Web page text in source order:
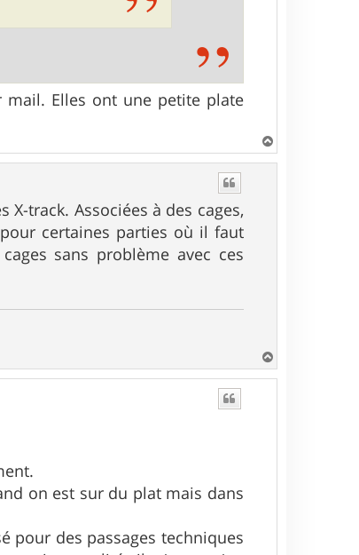
mail. Elles ont une petite plate
a
track. Associées à des cages,
certaines parties où il faut
sans problème avec ces
a
on est sur du plat mais dans
pour des passages techniques